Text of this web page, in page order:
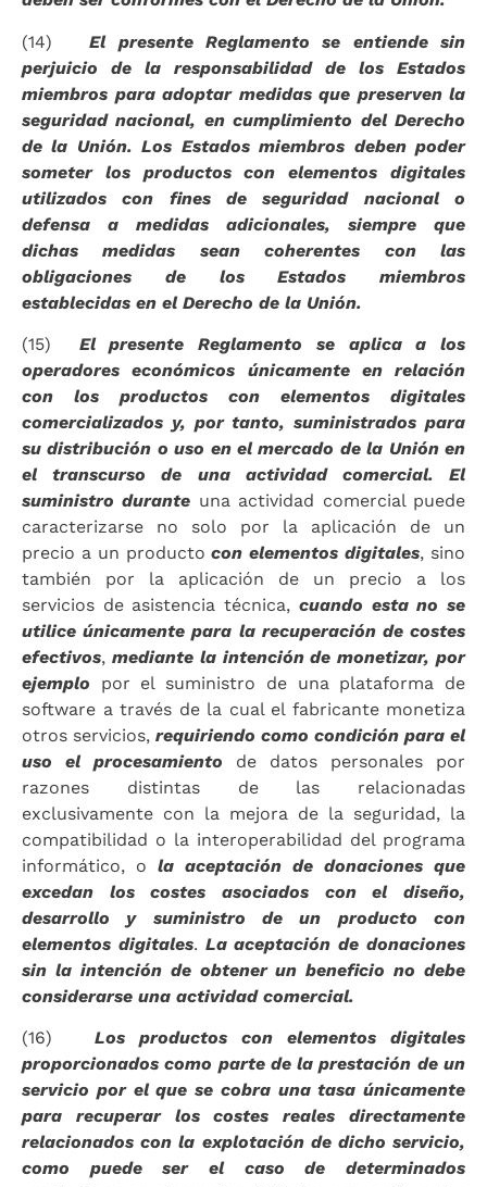
(14)El presente Reglamento se entiende sin
perjuicio de la responsabilidad de los Estados
miembros para adoptar medidas que preserven la
seguridad nacional, en cumplimiento del Derecho
de la Unión. Los Estados miembros deben poder
someter los productos con elementos digitales
utilizados con fines de seguridad nacional o
defensa a medidas adicionales, siempre que
dichas medidas sean coherentes con las
obligaciones de los Estados miembros
establecidas en el Derecho de la Unión.
(15) El presente Reglamento se aplica a los
operadores económicos únicamente en relación
con los productos con elementos digitales
comercializados y, por tanto, suministrados para
su distribución o uso en el mercado de la Unión en
el transcurso de una actividad comercial. El
suministro durante una actividad comercial puede
caracterizarse no solo por la aplicación de un
precio a un productocon elementos digitales, sino
también por la aplicación de un precio a los
servicios de asistencia técnica, cuando esta no se
utilice únicamente para la recuperación de costes
efectivos, mediante la intención de monetizar, por
ejemplo por el suministro de una plataforma de
software a través de la cual el fabricante monetiza
otros servicios, requiriendo como condición para el
uso el procesamiento de datos personales por
razones distintas de las relacionadas
exclusivamente con la mejora de la seguridad, la
compatibilidad o la interoperabilidad del programa
informático, o la aceptación de donaciones que
excedan los costes asociados con el diseño,
desarrollo y suministro de un producto con
elementos digitales. La aceptación de donaciones
sin la intención de obtener un beneficio no debe
considerarse una actividad comercial.
(16) Los productos con elementos digitales
proporcionados como parte de la prestación de un
servicio por el que se cobra una tasa únicamente
para recuperar los costes reales directamente
relacionados con la explotación de dicho servicio,
como puede ser el caso de determinados